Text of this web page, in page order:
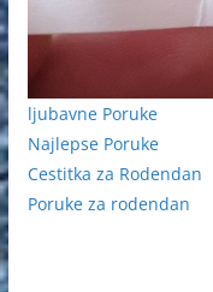
ljubavne Poruke
Najlepse Poruke
Cestitka za Rodendan
Poruke za rodendan